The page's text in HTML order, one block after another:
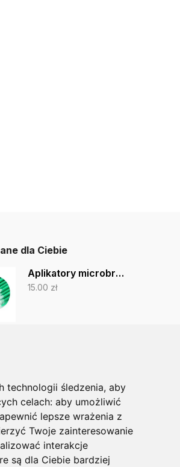
technologii śledzenia, aby
celach: aby umożliwić
lepsze wrażenia z
Twoje zainteresowanie
interakcje
są dla Ciebie bardziej
dla Ciebie
Aplikatory microbrush, 100 szt.
15.00 zł
MEDAL 57X100 torebki do sterylizacji - 200 szt
18.38zł